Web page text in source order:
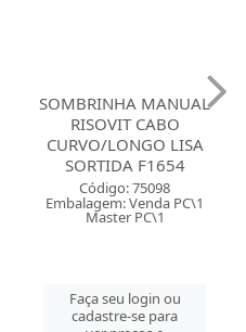
SOMBRINHA MANUAL
RISOVIT CABO
CURVO/LONGO LISA
SORTIDA F1654
Código: 75098
Embalagem: Venda PC\1
Master PC\1
Faça seu login ou
cadastre-se para